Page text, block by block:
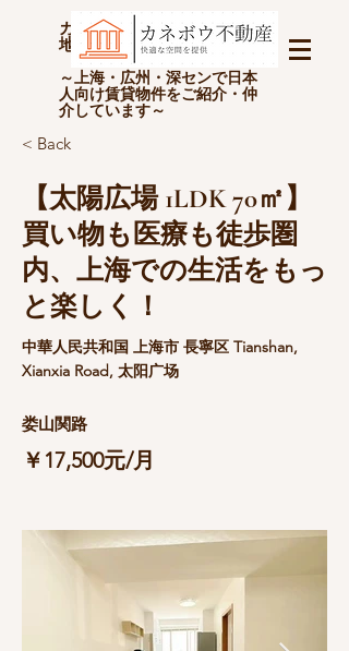
カネボウ不動産(上海金坊房
地产经纪有限公司)
～上海・広州・深センで日本
人向け賃貸物件をご紹介・仲
介しています～
< Back
【太陽広場 1LDK 70㎡】
買い物も医療も徒歩圏
内、上海での生活をもっ
と楽しく！
中華人民共和国 上海市 長寧区 Tianshan,
Xianxia Road, 太阳广场
娄山関路
￥17,500元/月